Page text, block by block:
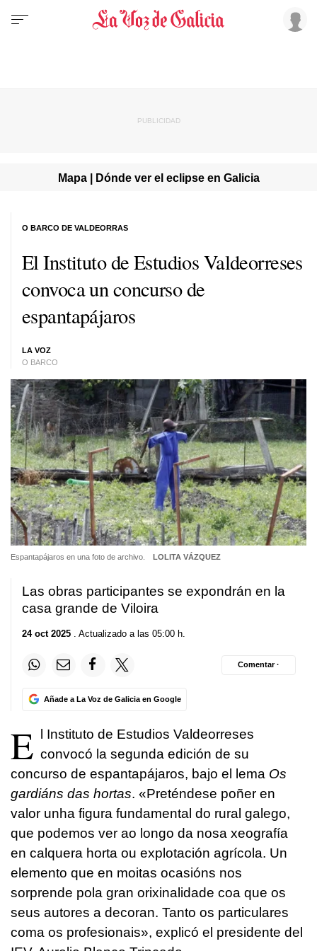
Mapa | Dónde ver el eclipse en Galicia
El Instituto de Estudios Valdeorreses
convoca un concurso de
espantapájaros
LA VOZ
O BARCO
O BARCO DE VALDEORRAS
Espantapájaros en una foto de archivo. LOLITA VÁZQUEZ
Las obras participantes se expondrán en la
casa grande de Viloira
24 oct 2025 . Actualizado a las 05:00 h.
Añade a La Voz de Galicia en Google
Comentar ·
E l Instituto de Estudios Valdeorreses
convocó la segunda edición de su
concurso de espantapájaros, bajo el lema Os
gardiáns das hortas. «Preténdese poñer en
valor unha figura fundamental do rural galego,
que podemos ver ao longo da nosa xeografía
en calquera horta ou explotación agrícola. Un
elemento que en moitas ocasións nos
sorprende pola gran orixinalidade coa que os
seus autores a decoran. Tanto os particulares
coma os profesionais», explicó el presidente del